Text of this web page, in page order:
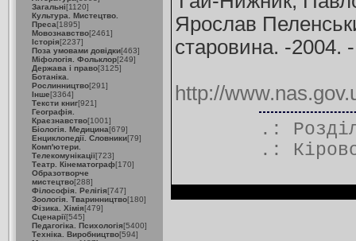
Загальні[1120]
Культура. Мистецтво.
Преса[1895]
Мовознавство[2461]
Історія[2237]
Поза умовами довідки[463]
Міфологія. Фольклор[249]
Держава і право[3125]
Ботаніка.
Рослинництво[291]
Інше[3364]
Тексти книг[921]
Географія.
Краєзнавство[1001]
Біологія. Медицина[679]
Енциклопедії. Словники[79]
Комп'ютери.
Телекомунікації[723]
Театр. Кінематограф[170]
Образотворче
мистецтво[288]
Філософія. Релігія[747]
Зоологія. Тваринництво[180]
Фізика. Хімія[479]
Сценарії[545]
Педагогіка. Психологія[5400]
Техніка. Виробництво[594]
Ярослав
старовина. -2004.
http://
.:
.: